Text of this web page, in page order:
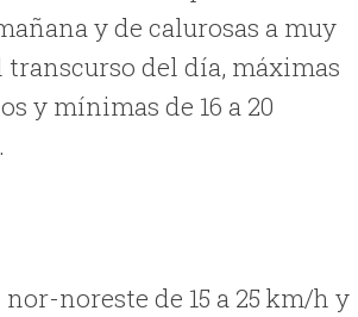
y de calurosas a muy
transcurso del día, máximas
y mínimas de 16 a 20
noreste de 15 a 25 km/h y